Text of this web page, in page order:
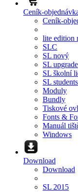
Ceník-
Ceník-
lite edition
SLC
SL nový
SL upgrade
SL školní
SL
Moduly
Bundly
Tiskové
Fonts &
Manuál
Windows
Download
Download
SL 2015